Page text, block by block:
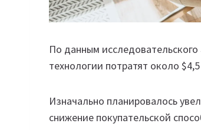
По данным
технологии потратят около
Изначально планировалось
снижение покупательской